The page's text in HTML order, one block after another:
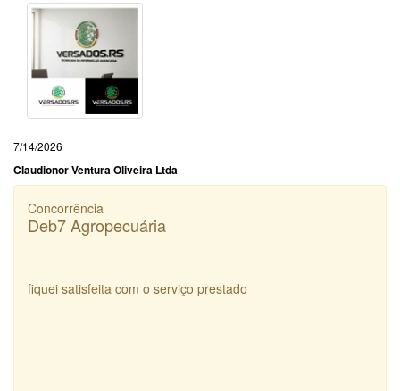
7/14/2026
Claudionor Ventura Oliveira Ltda
Concorrência
Deb7 Agropecuária
fiquei satisfeita com o serviço prestado